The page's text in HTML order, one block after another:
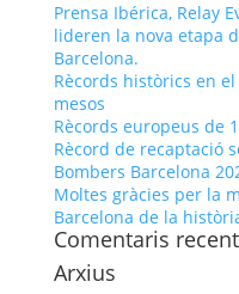
Prensa Ibérica, Relay
lideren la nova etapa
Barcelona.
Rècords històrics en
mesos
Rècords europeus de
Rècord de recaptació
Bombers Barcelona
Moltes gràcies per la
Barcelona de la
Comentaris
Arxius